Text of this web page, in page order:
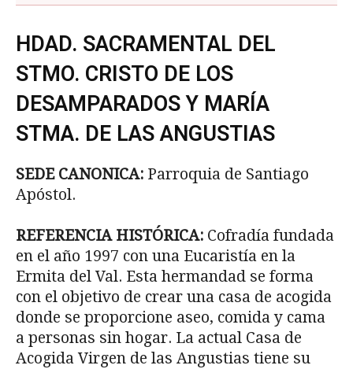
HDAD. SACRAMENTAL DEL
STMO. CRISTO DE LOS
DESAMPARADOS Y MARÍA
STMA. DE LAS ANGUSTIAS
SEDE CANONICA: Parroquia de Santiago
Apóstol.
REFERENCIA HISTÓRICA: Cofradía fundada
en el año 1997 con una Eucaristía en la
Ermita del Val. Esta hermandad se forma
con el objetivo de crear una casa de acogida
donde se proporcione aseo, comida y cama
a personas sin hogar. La actual Casa de
Acogida Virgen de las Angustias tiene su